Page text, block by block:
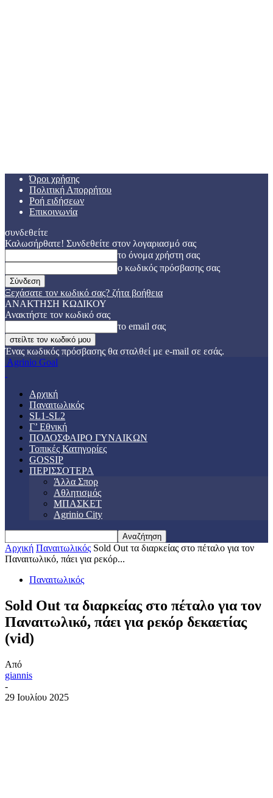
Όροι χρήσης
Πολιτική Απορρήτου
Ροή ειδήσεων
Επικοινωνία
συνδεθείτε
Καλωσήρθατε! Συνδεθείτε στον λογαριασμό σας
το όνομα χρήστη σας
ο κωδικός πρόσβασης σας
Ξεχάσατε τον κωδικό σας? ζήτα βοήθεια
ΑΝΑΚΤΗΣΗ ΚΩΔΙΚΟΥ
Ανακτήστε τον κωδικό σας
το email σας
Ένας κωδικός πρόσβασης θα σταλθεί με e-mail σε εσάς.
Agrinio Goal
Αρχική
Παναιτωλικός
SL1-SL2
Γ’ Εθνική
ΠΟΔΟΣΦΑΙΡΟ ΓΥΝΑΙΚΩΝ
Τοπικές Κατηγορίες
GOSSIP
ΠΕΡΙΣΣΟΤΕΡΑ
Άλλα Σπορ
Αθλητισμός
ΜΠΑΣΚΕΤ
Agrinio City
Αρχική Παναιτωλικός Sold Out τα διαρκείας στο πέταλο για τον
Παναιτωλικό, πάει για ρεκόρ...
Παναιτωλικός
Sold Out τα διαρκείας στο πέταλο για τον
Παναιτωλικό, πάει για ρεκόρ δεκαετίας
(vid)
Από
giannis
-
29 Ιουλίου 2025